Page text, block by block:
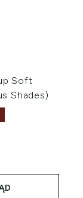
Soft
Shades)